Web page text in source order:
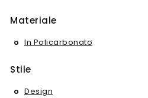
Materiale
In Policarbonato
Stile
Design